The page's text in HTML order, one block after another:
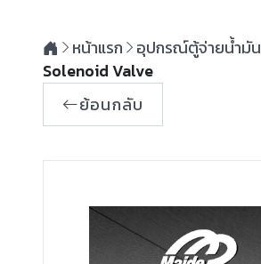
หน้าแรก
อุปกรณ์ตู้จ่ายน้ำมัน
Solenoid Valve
ย้อนกลับ